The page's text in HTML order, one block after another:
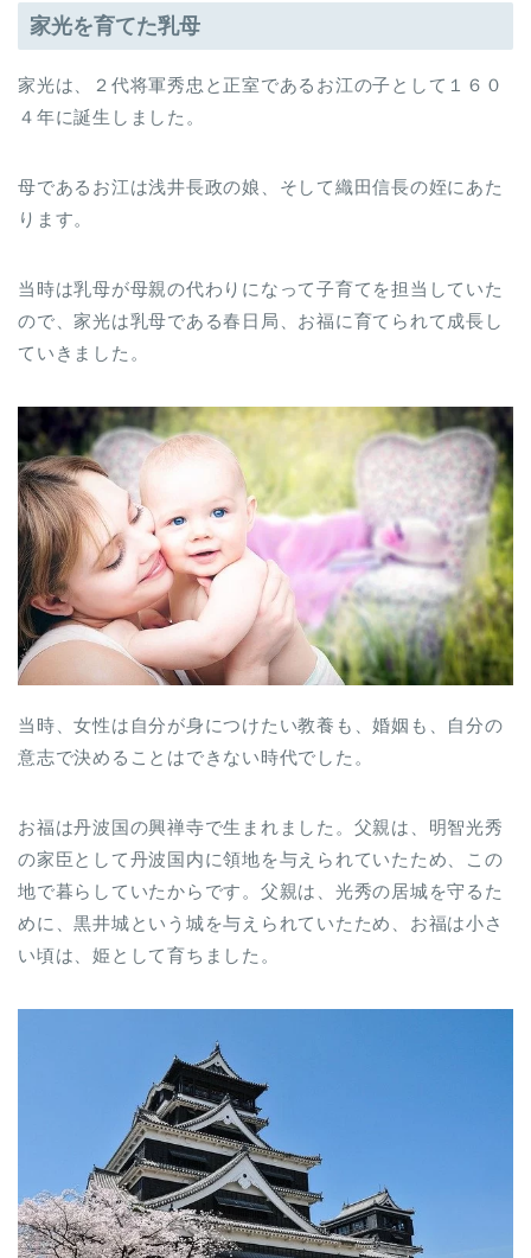
家光を育てた乳母
家光は、２代将軍秀忠と正室であるお江の子として１６０
４年に誕生しました。
母であるお江は浅井長政の娘、そして織田信長の姪にあた
ります。
当時は乳母が母親の代わりになって子育てを担当していた
ので、家光は乳母である春日局、お福に育てられて成長し
ていきました。
当時、女性は自分が身につけたい教養も、婚姻も、自分の
意志で決めることはできない時代でした。
お福は丹波国の興禅寺で生まれました。父親は、明智光秀
の家臣として丹波国内に領地を与えられていたため、この
地で暮らしていたからです。父親は、光秀の居城を守るた
めに、黒井城という城を与えられていたため、お福は小さ
い頃は、姫として育ちました。